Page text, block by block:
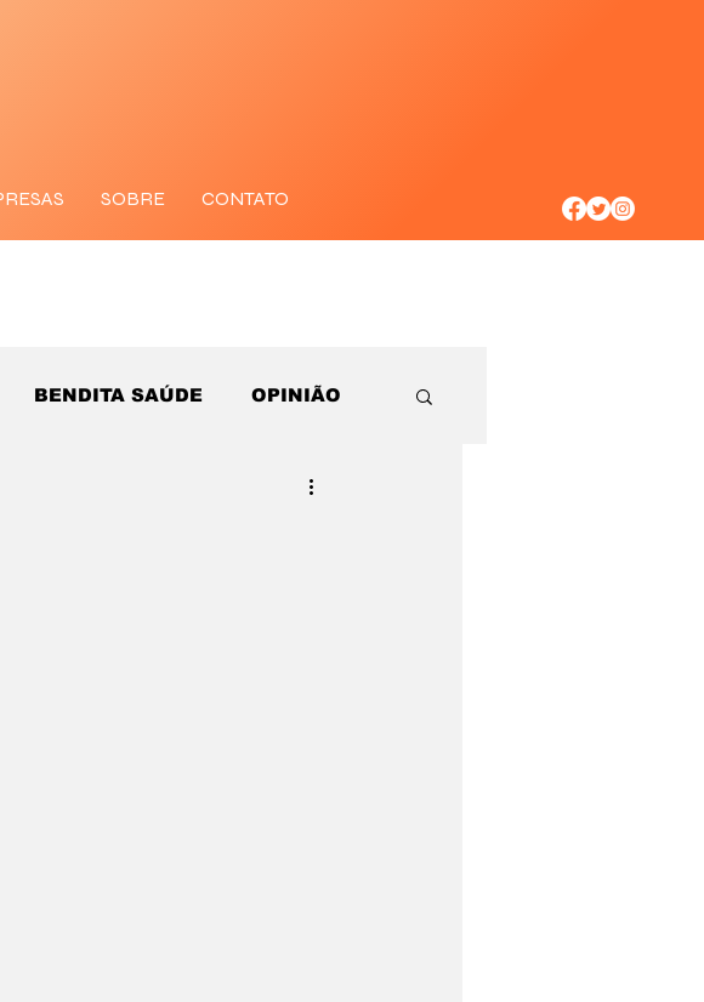
SOBRE CONTATO
BENDITA SAÚDE OPINIÃO